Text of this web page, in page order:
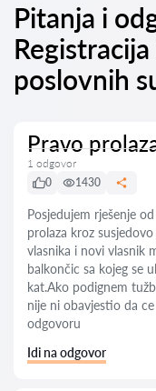
Pitanja i
poslovnih
Pravo
1 odgovor
0
1430
Posjedujem rješenje
prolaza kroz
vlasnika i novi vlasnik
balkončic sa kojeg se
kat.Ako podignem
nije ni obavjestio da
odgovoru
Idi na odgovor